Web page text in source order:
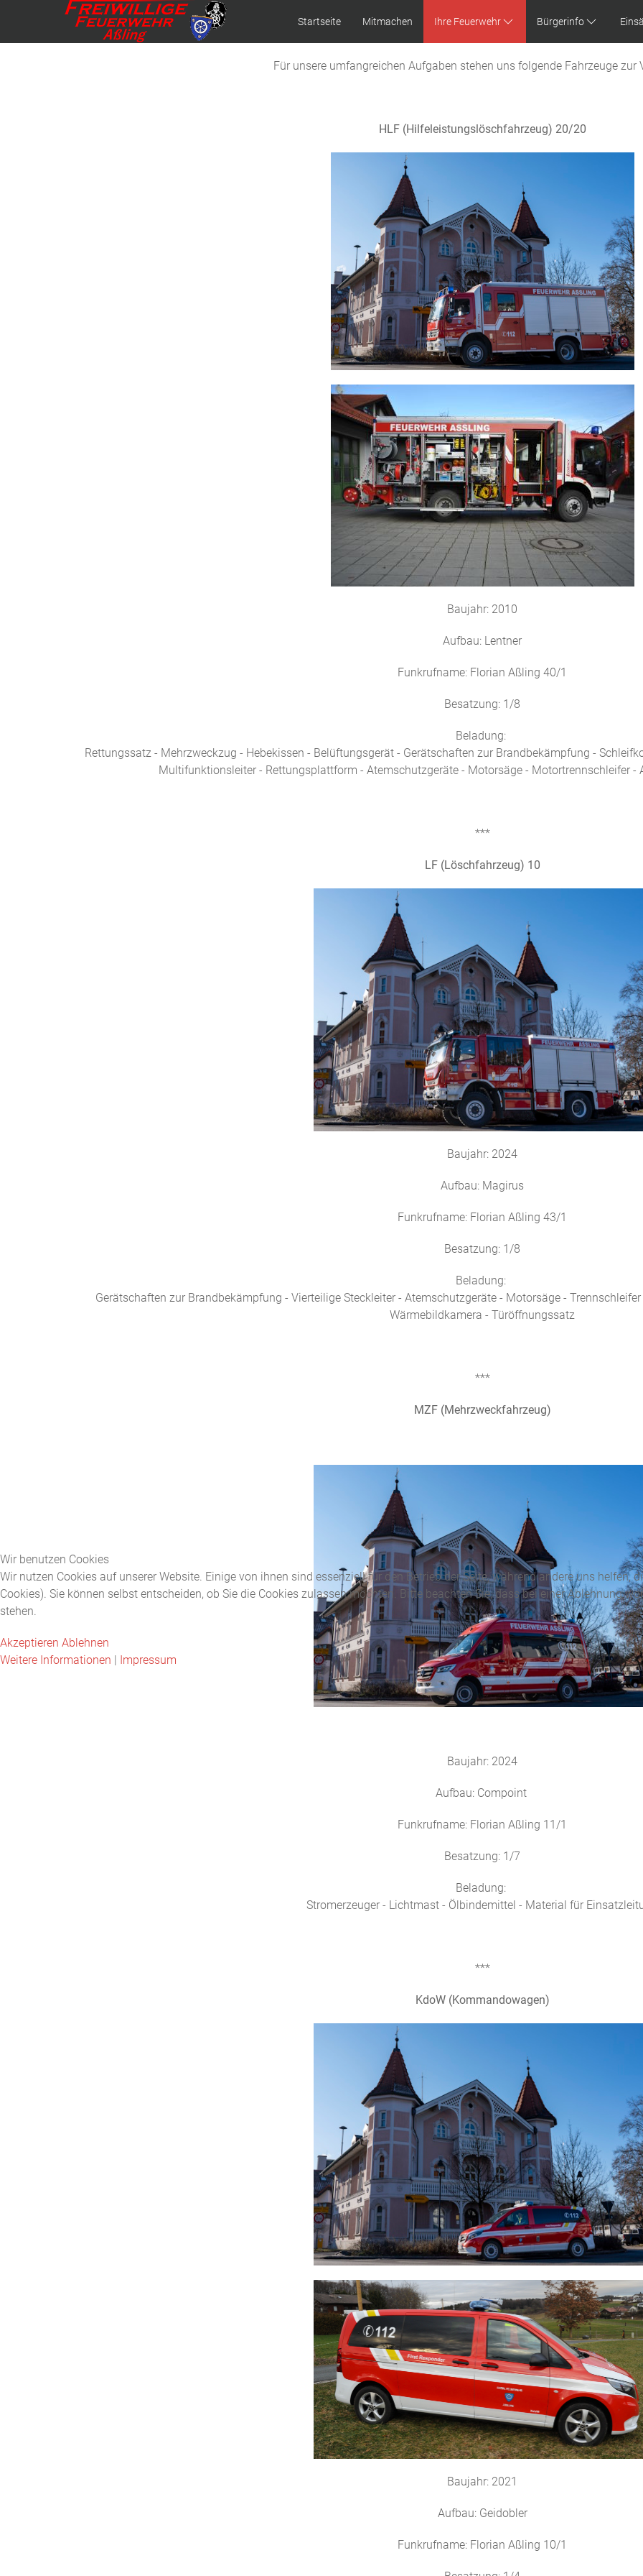
Startseite Mitmachen Ihre Feuerwehr Bürgerinfo
Für unsere umfangreichen Aufgaben stehen uns folgende Fahrzeuge zur
HLF (Hilfeleistungslöschfahrzeug) 20/20
Baujahr: 2010
Aufbau: Lentner
Funkrufname: Florian Aßling 40/1
Besatzung: 1/8
Beladung:
Rettungssatz - Mehrzweckzug - Hebekissen - Belüftungsgerät - Gerätschaften zur Brandbekämpfung -
Multifunktionsleiter - Rettungsplattform - Atemschutzgeräte - Motorsäge - Motortrennschleifer -
***
LF (Löschfahrzeug) 10
Baujahr: 2024
Aufbau: Magirus
Funkrufname: Florian Aßling 43/1
Besatzung: 1/8
Beladung:
Gerätschaften zur Brandbekämpfung - Vierteilige Steckleiter - Atemschutzgeräte - Motorsäge -
Wärmebildkamera - Türöffnungssatz
***
MZF (Mehrzweckfahrzeug)
Baujahr: 2024
Aufbau: Compoint
Funkrufname: Florian Aßling 11/1
Besatzung: 1/7
Beladung:
Stromerzeuger - Lichtmast - Ölbindemittel - Material für
***
KdoW (Kommandowagen)
Baujahr: 2021
Aufbau: Geidobler
Funkrufname: Florian Aßling 10/1
Wir benutzen Cookies
Wir nutzen Cookies auf unserer Website. Einige von ihnen sind essenziell für den Betrieb der Seite, während andere uns helfen,
Cookies). Sie können selbst entscheiden, ob Sie die Cookies zulassen möchten. Bitte beachten Sie, dass bei einer Ablehnung
stehen.
Akzeptieren Ablehnen
Weitere Informationen | Impressum